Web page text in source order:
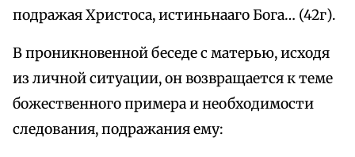
подражая Христоса, истиньнааго Бога… (42г).
В проникновенной беседе с матерью, исходя
из личной ситуации, он возвращается к теме
божественного примера и необходимости
следования, подражания ему: